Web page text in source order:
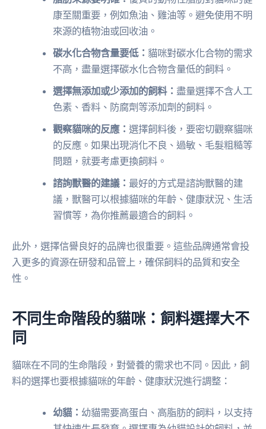
康至關重要，例如魚油、雞油等。避免使用不明
來源的植物油或回收油。
碳水化合物含量要低：貓咪對碳水化合物的需求
不高，盡量選擇碳水化合物含量低的飼料。
選擇無添加或少添加的飼料：盡量選擇不含人工
色素、香料、防腐劑等添加劑的飼料。
觀察貓咪的反應：選擇飼料後，要密切觀察貓咪
的反應。如果出現消化不良、過敏、毛髮粗糙等
問題，就要考慮更換飼料。
諮詢獸醫的建議： 最好的方式是諮詢獸醫的建
議，獸醫可以根據貓咪的年齡、健康狀況、生活
習慣等，為你推薦最適合的飼料。
此外，選擇信譽良好的品牌也很重要。這些品牌通常會投
入更多的資源在研發和品管上，確保飼料的品質和安全
性。
不同生命階段的貓咪：飼料選擇大不
同
貓咪在不同的生命階段，對營養的需求也不同。因此，飼
料的選擇也要根據貓咪的年齡、健康狀況進行調整：
幼貓： 幼貓需要高蛋白、高脂肪的飼料，以支持